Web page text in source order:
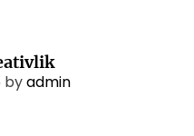
byadmin